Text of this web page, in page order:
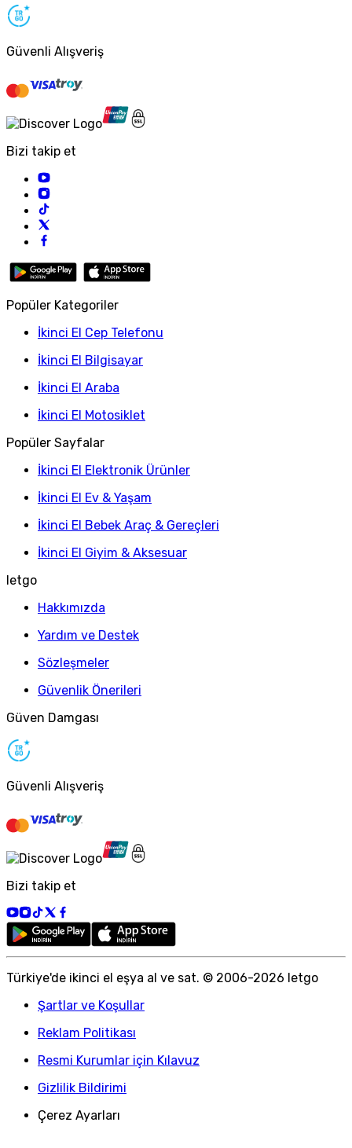
Güvenli Alışveriş
Bizi takip et
Popüler Kategoriler
İkinci El Cep Telefonu
İkinci El Bilgisayar
İkinci El Araba
İkinci El Motosiklet
Popüler Sayfalar
İkinci El Elektronik Ürünler
İkinci El Ev & Yaşam
İkinci El Bebek Araç & Gereçleri
İkinci El Giyim & Aksesuar
letgo
Hakkımızda
Yardım ve Destek
Sözleşmeler
Güvenlik Önerileri
Güven Damgası
Güvenli Alışveriş
Bizi takip et
Türkiye'de ikinci el eşya al ve sat. © 2006-2026 letgo
Şartlar ve Koşullar
Reklam Politikası
Resmi Kurumlar için Kılavuz
Gizlilik Bildirimi
Çerez Ayarları